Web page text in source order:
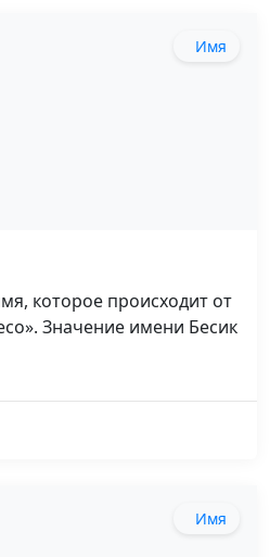
Имя
которое происходит от
Значение имени Бесик
Имя